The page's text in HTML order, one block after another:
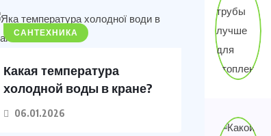
САНТЕХНИКА
Какая температура
холодной воды в кране?
06.01.2026